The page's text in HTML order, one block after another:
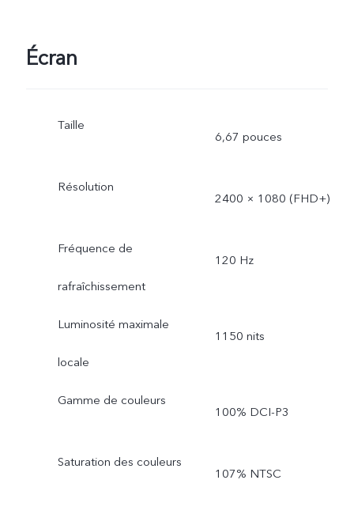
Écran
Taille
6,67 pouces
Résolution
2400 × 1080 (FHD+)
Fréquence de
rafraîchissement
120 Hz
Luminosité maximale
locale
1150 nits
Gamme de couleurs
100% DCI-P3
Saturation des couleurs
107% NTSC